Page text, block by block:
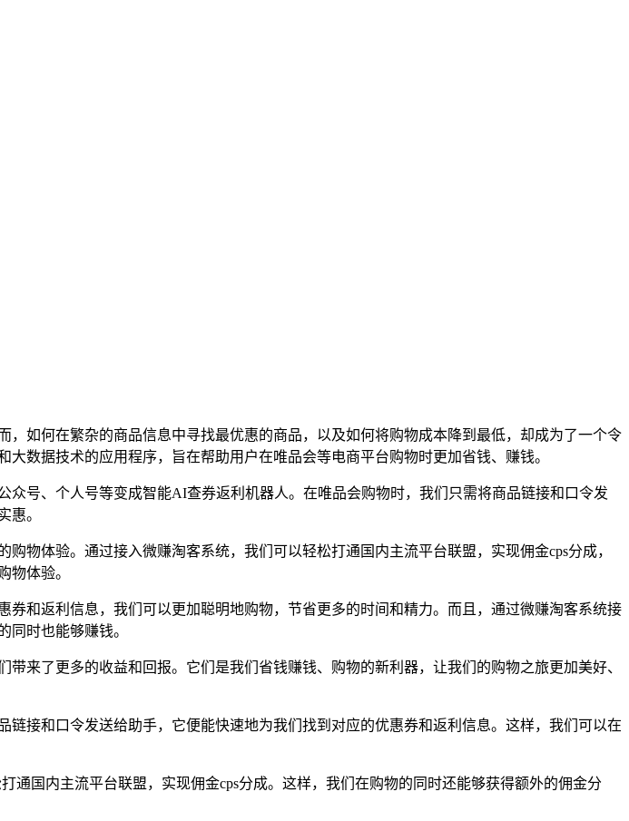
如何在繁杂的商品信息中寻找最优惠的商品，以及如何将购物成本降到最低，却成为了一个令
数据技术的应用程序，旨在帮助用户在唯品会等电商平台购物时更加省钱、赚钱。
号、个人号等变成智能AI查券返利机器人。在唯品会购物时，我们只需将商品链接和口令发
惠。
物体验。通过接入微赚淘客系统，我们可以轻松打通国内主流平台联盟，实现佣金cps分成，
物体验。
和返利信息，我们可以更加聪明地购物，节省更多的时间和精力。而且，通过微赚淘客系统接
同时也能够赚钱。
来了更多的收益和回报。它们是我们省钱赚钱、购物的新利器，让我们的购物之旅更加美好、
接和口令发送给助手，它便能快速地为我们找到对应的优惠券和返利信息。这样，我们可以在
国内主流平台联盟，实现佣金cps分成。这样，我们在购物的同时还能够获得额外的佣金分